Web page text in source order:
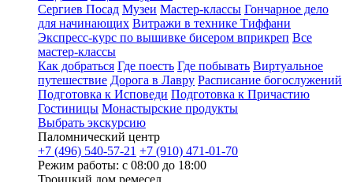
Сергиев Посад Музеи Мастер-классы Гончарное дело
для начинающих Витражи в технике Тиффани
Экспресс-курс по вышивке бисером вприкреп Все
мастер-классы
Как добраться Где поесть Где побывать Виртуальное
путешествие Дорога в Лавру Расписание богослужений
Подготовка к Исповеди Подготовка к Причастию
Гостиницы Монастырские продукты
Выбрать экскурсию
Паломнический центр
+7 (496) 540-57-21 +7 (910) 471-01-70
Режим работы: с 08:00 до 18:00
Троицкий дом ремесел